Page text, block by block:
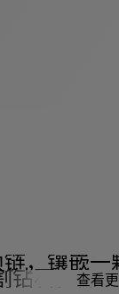
，镶嵌一
钻石，饰以
查看